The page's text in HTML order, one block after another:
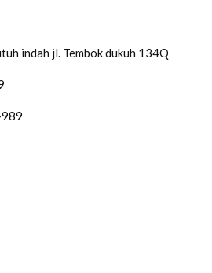
indah jl. Tembok dukuh 134Q